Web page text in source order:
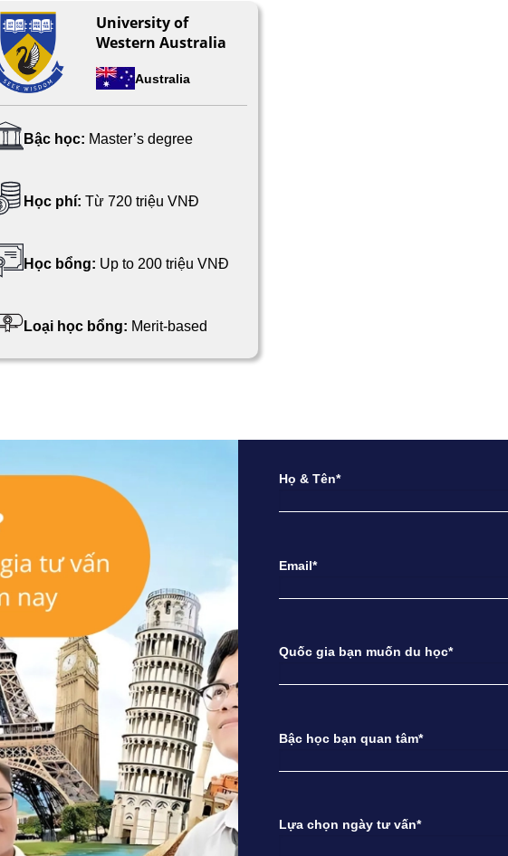
University of
Western Australia
Australia
Bậc học: Master’s degree
Học phí: Từ 720 triệu VNĐ
Học bổng: Up to 200 triệu VNĐ
Loại học bổng: Merit-based
Họ & Tên*
Email*
Quốc gia bạn muốn du học*
Bậc học bạn quan tâm*
Lựa chọn ngày tư vấn*